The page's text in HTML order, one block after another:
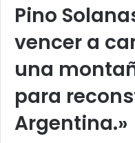
Pino
vencer a
una
para
Argentina.»